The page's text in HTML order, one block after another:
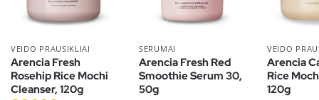
VEIDO PRAUSIKLIAI
Arencia Fresh
Rosehip Rice Mochi
Cleanser, 120g
SERUMAI
Arencia Fresh Red
Smoothie Serum 30,
50g
VEIDO
Arencia
Rice
120g